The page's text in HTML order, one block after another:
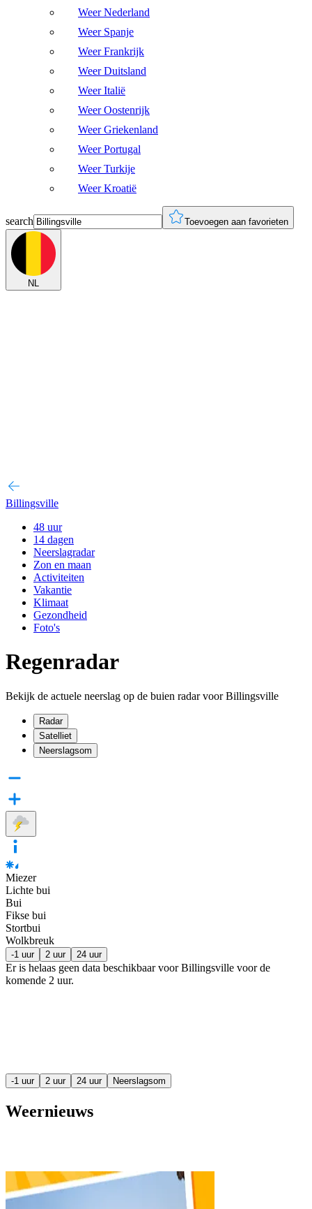
Weer Nederland
Weer Spanje
Weer Frankrijk
Weer Duitsland
Weer Italië
Weer Oostenrijk
Weer Griekenland
Weer Portugal
Weer Turkije
Weer Kroatië
search Toevoegen aan favorieten
NL
Billingsville
48 uur
14 dagen
Neerslagradar
Zon en maan
Activiteiten
Vakantie
Klimaat
Gezondheid
Foto's
Regenradar
Bekijk de actuele neerslag op de buien radar voor Billingsville
Radar
Satelliet
Neerslagsom
Miezer
Lichte bui
Bui
Fikse bui
Stortbui
Wolkbreuk
-1 uur 2 uur 24 uur
Er is helaas geen data beschikbaar voor Billingsville voor de
komende 2 uur.
-1 uur 2 uur 24 uur Neerslagsom
Weernieuws